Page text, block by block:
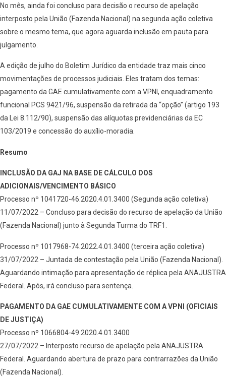
No mês, ainda foi concluso para decisão o recurso de apelação
interposto pela União (Fazenda Nacional) na segunda ação coletiva
sobre o mesmo tema, que agora aguarda inclusão em pauta para
julgamento.
A edição de julho do Boletim Jurídico da entidade traz mais cinco
movimentações de processos judiciais. Eles tratam dos temas:
pagamento da GAE cumulativamente com a VPNI, enquadramento
funcional PCS 9421/96, suspensão da retirada da “opção” (artigo 193
da Lei 8.112/90), suspensão das alíquotas previdenciárias da EC
103/2019 e concessão do auxílio-moradia.
Resumo
INCLUSÃO DA GAJ NA BASE DE CÁLCULO DOS
ADICIONAIS/VENCIMENTO BÁSICO
Processo nº 1041720-46.2020.4.01.3400 (Segunda ação coletiva)
11/07/2022 – Concluso para decisão do recurso de apelação da União
(Fazenda Nacional) junto à Segunda Turma do TRF1.
Processo nº 1017968-74.2022.4.01.3400 (terceira ação coletiva)
31/07/2022 – Juntada de contestação pela União (Fazenda Nacional).
Aguardando intimação para apresentação de réplica pela ANAJUSTRA
Federal. Após, irá concluso para sentença.
PAGAMENTO DA GAE CUMULATIVAMENTE COM A VPNI (OFICIAIS
DE JUSTIÇA)
Processo nº 1066804-49.2020.4.01.3400
27/07/2022 – Interposto recurso de apelação pela ANAJUSTRA
Federal. Aguardando abertura de prazo para contrarrazões da União
(Fazenda Nacional).